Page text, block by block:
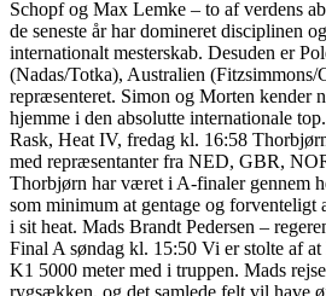
Schopf og Max Lemke – to af verdens
de seneste år har domineret disciplinen
internationalt mesterskab. Desuden er
(Nadas/Totka), Australien
repræsenteret. Simon og Morten kender
hjemme i den absolutte internationale
Rask, Heat IV, fredag kl. 16:58
med repræsentanter fra NED, GBR,
Thorbjørn har været i A-finaler gennem
som minimum at gentage og
i sit heat. Mads Brandt Pedersen –
Final A søndag kl. 15:50 Vi er stolte af at
K1 5000 meter med i truppen. Mads